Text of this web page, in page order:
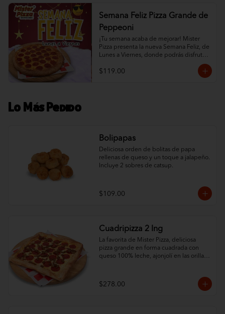
Semana Feliz Pizza Grande de
Peppeoni
¡Tu semana acaba de mejorar! Mister
Pizza presenta la nueva Semana Feliz, de
Lunes a Viernes, donde podrás disfrutar
de una Pizza Grande de Pepperoni por
un precio especial, durante todo el día,
desde que abrimos hasta que cerramos.
$119.00
Lo Más Pedido
Bolipapas
Deliciosa orden de bolitas de papa
rellenas de queso y un toque a jalapeño.
Incluye 2 sobres de catsup.
$109.00
Cuadripizza 2 Ing
La favorita de Mister Pizza, deliciosa
pizza grande en forma cuadrada con
queso 100% leche, ajonjolí en las orillas
$278.00